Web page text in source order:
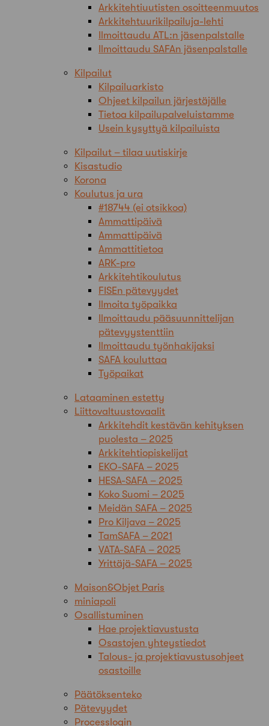
Arkkitehtiuutisten osoitteenmuutos
Arkkitehtuurikilpailuja-lehti
Ilmoittaudu ATL:n jäsenpalstalle
Ilmoittaudu SAFAn jäsenpalstalle
Kilpailut
Kilpailuarkisto
Ohjeet kilpailun järjestäjälle
Tietoa kilpailupalveluistamme
Usein kysyttyä kilpailuista
Kilpailut – tilaa uutiskirje
Kisastudio
Korona
Koulutus ja ura
#18744 (ei otsikkoa)
Ammattipäivä
Ammattipäivä
Ammattitietoa
ARK-pro
Arkkitehtikoulutus
FISEn pätevyydet
Ilmoita työpaikka
Ilmoittaudu pääsuunnittelijan
pätevyystenttiin
Ilmoittaudu työnhakijaksi
SAFA kouluttaa
Työpaikat
Lataaminen estetty
Liittovaltuustovaalit
Arkkitehdit kestävän kehityksen
puolesta – 2025
Arkkitehtiopiskelijat
EKO-SAFA – 2025
HESA-SAFA – 2025
Koko Suomi – 2025
Meidän SAFA – 2025
Pro Kiljava – 2025
TamSAFA – 2021
VATA-SAFA – 2025
Yrittäjä-SAFA – 2025
Maison&Objet Paris
miniapoli
Osallistuminen
Hae projektiavustusta
Osastojen yhteystiedot
Talous- ja projektiavustusohjeet
osastoille
Päätöksenteko
Pätevyydet
Processlogin